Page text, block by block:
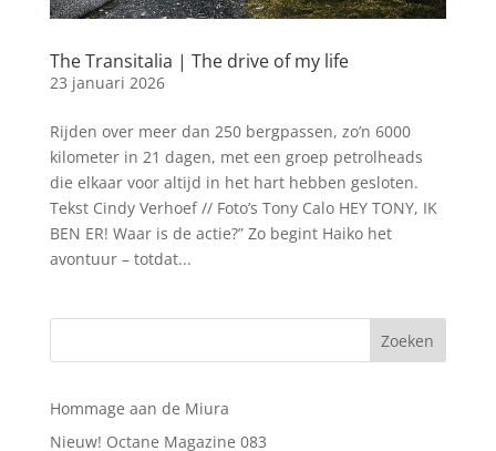
The Transitalia | The drive of my life
23 januari 2026
Rijden over meer dan 250 bergpassen, zo’n 6000
kilometer in 21 dagen, met een groep petrolheads
die elkaar voor altijd in het hart hebben gesloten.
Tekst Cindy Verhoef // Foto’s Tony Calo HEY TONY, IK
BEN ER! Waar is de actie?” Zo begint Haiko het
avontuur – totdat...
Hommage aan de Miura
Nieuw! Octane Magazine 083